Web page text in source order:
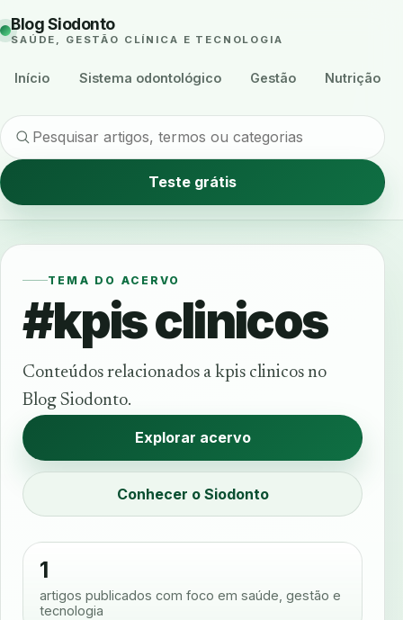
Blog Siodonto
SAÚDE, GESTÃO CLÍNICA E TECNOLOGIA
Início Sistema odontológico Gestão Nutrição
Teste grátis
TEMA DO ACERVO
#kpis clinicos
Conteúdos relacionados a kpis clinicos no
Blog Siodonto.
Explorar acervo
Conhecer o Siodonto
1
artigos publicados com foco em saúde, gestão e
tecnologia